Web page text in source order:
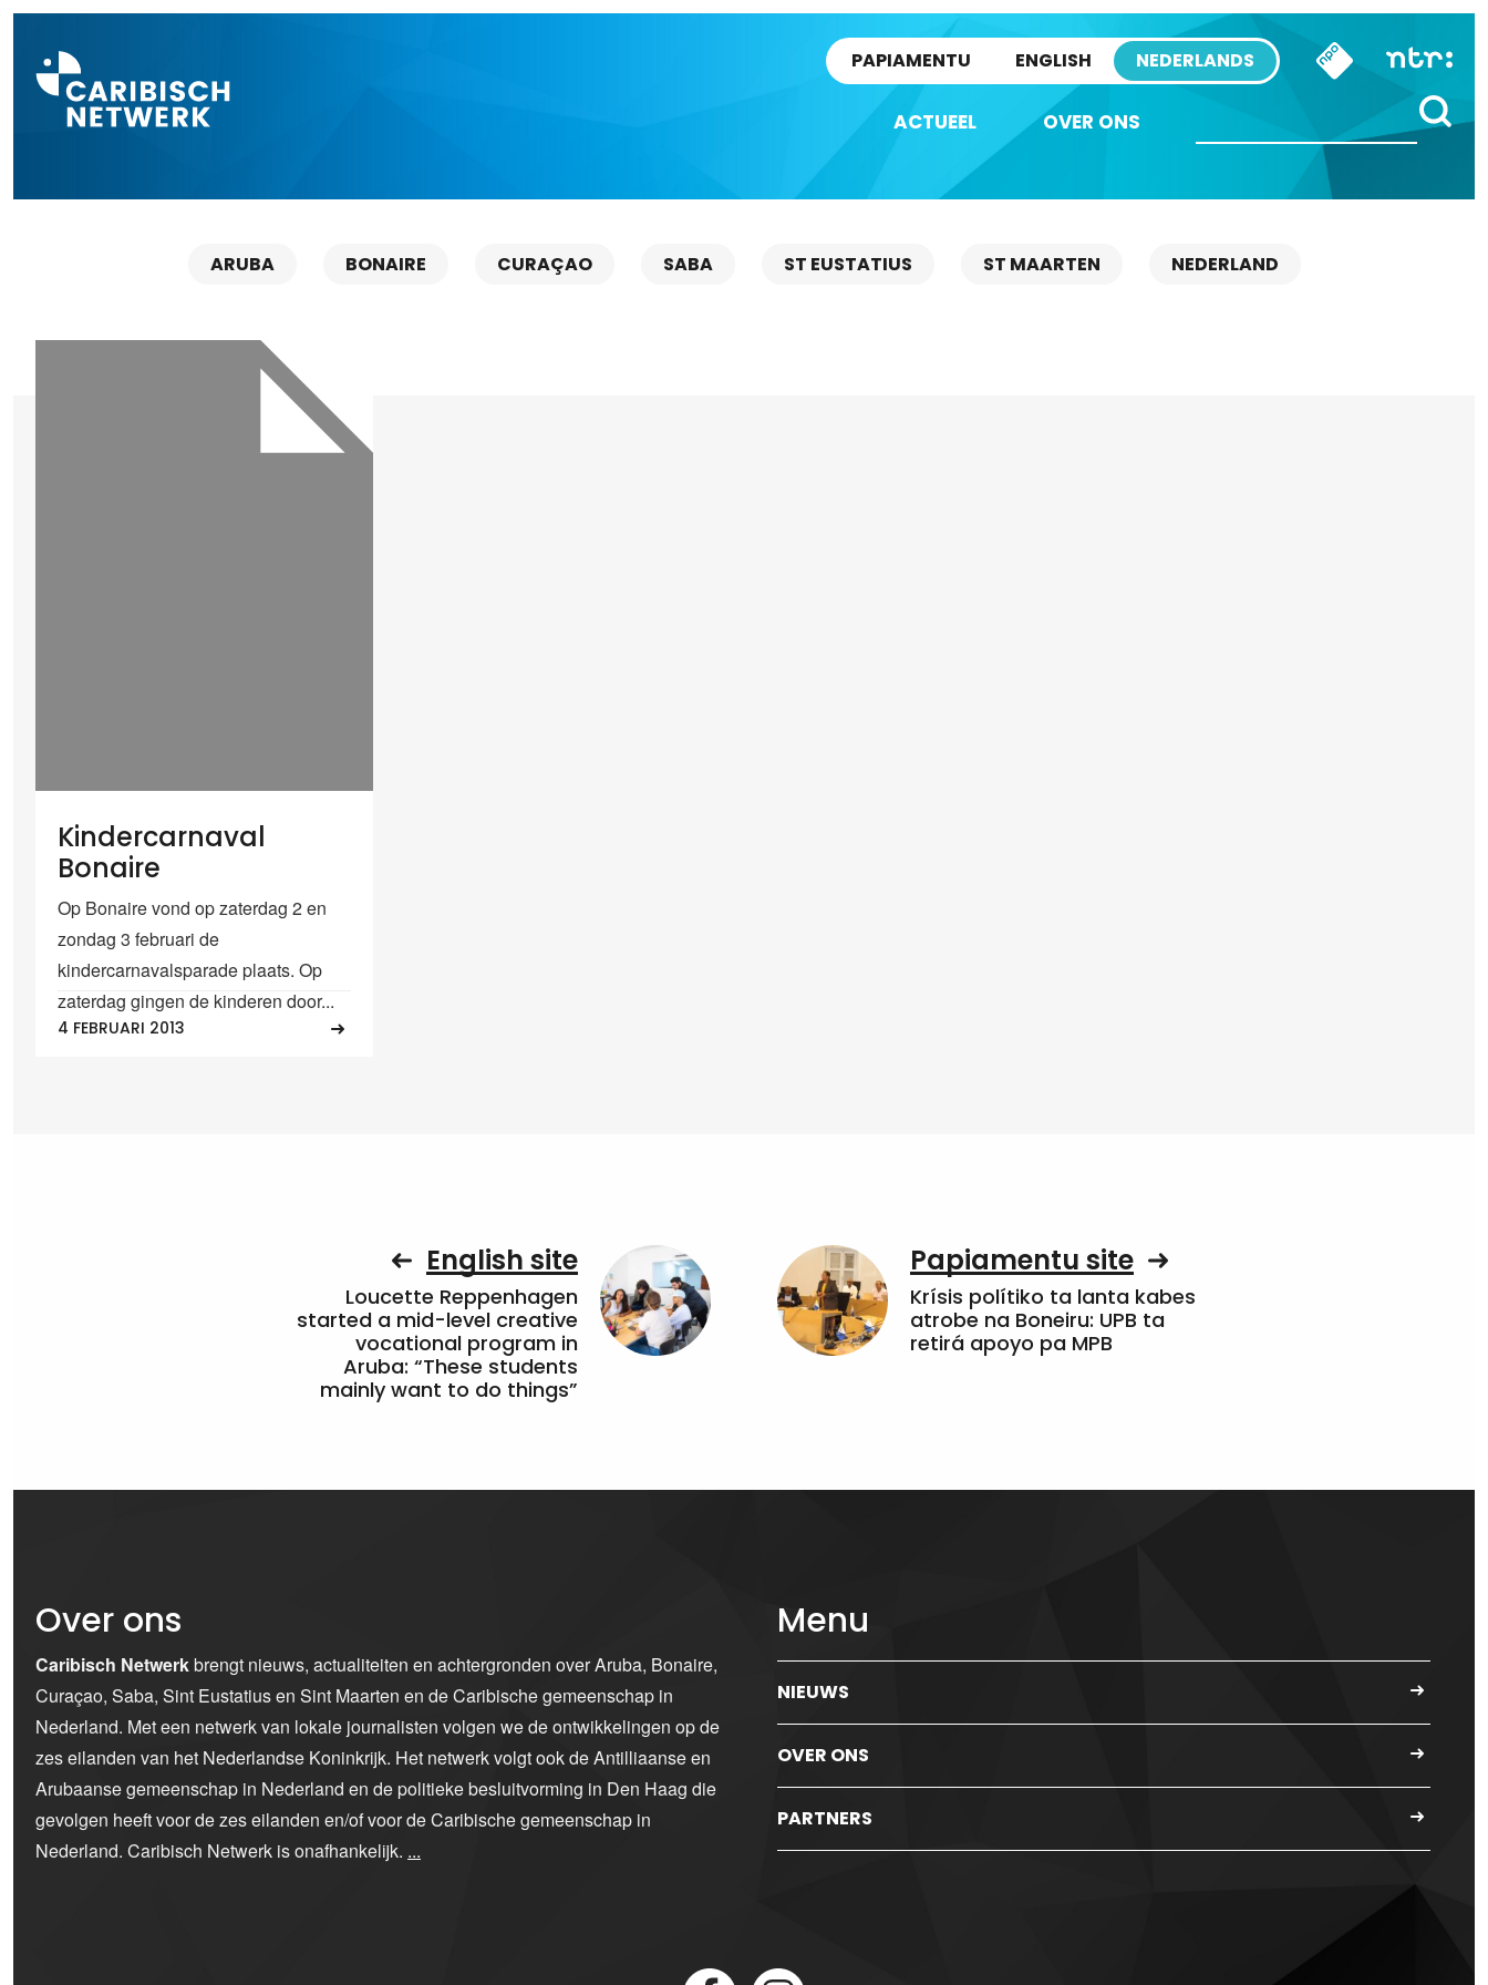
PAPIAMENTU ENGLISH NEDERLANDS
ACTUEEL OVER ONS
ARUBA BONAIRE CURAÇAO SABA ST EUSTATIUS ST MAARTEN NEDERLAND
Kindercarnaval
Bonaire
Op Bonaire vond op zaterdag 2 en
zondag 3 februari de
kindercarnavalsparade plaats. Op
zaterdag gingen de kinderen door...
4 FEBRUARI 2013
English site
Loucette Reppenhagen
started a mid-level creative
vocational program in
Aruba: “These students
mainly want to do things”
Papiamentu site
Krísis polítiko ta lanta kabes
atrobe na Boneiru: UPB ta
retirá apoyo pa MPB
Over ons
Caribisch Netwerkbrengt nieuws, actualiteiten en achtergronden over Aruba, Bonaire,
Curaçao, Saba, Sint Eustatius en Sint Maarten en de Caribische gemeenschap in
Nederland. Met een netwerk van lokale journalisten volgen we de ontwikkelingen op de
zes eilanden van het Nederlandse Koninkrijk. Het netwerk volgt ook de Antilliaanse en
Arubaanse gemeenschap in Nederland en de politieke besluitvorming in Den Haag die
gevolgen heeft voor de zes eilanden en/of voor de Caribische gemeenschap in
Nederland. Caribisch Netwerk is onafhankelijk. ...
Menu
NIEUWS
OVER ONS
PARTNERS